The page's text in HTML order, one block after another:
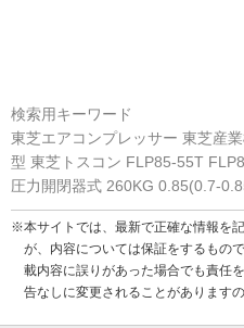
検索用キーワード
東芝エアコンプレッサー 東芝産
型 東芝トスコン FLP85-55T
圧力開閉器式 260KG 0.85(0.7-
※本サイトでは、最新で正確な情報を
が、内容については保証をするもの
載内容に誤りがあった場合でも責任
告なしに変更されることがあります